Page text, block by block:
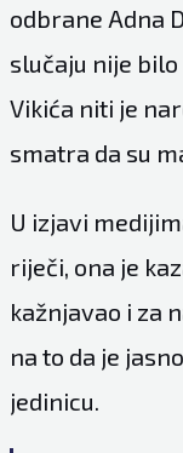
odbrane Adna
slučaju nije
Vikića niti je
smatra da su
U izjavi
riječi, ona je
kažnjavao i za
na to da je
jedinicu.